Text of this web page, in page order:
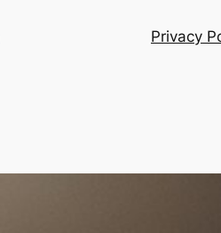
Privacy